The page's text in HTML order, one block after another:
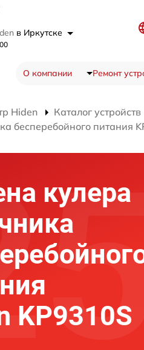
в Иркутске
О компании Ремонт
Hiden Каталог устройств
бесперебойного питания
кулера
KP9310S